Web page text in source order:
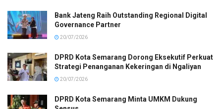
Bank Jateng Raih Outstanding Regional Digital
Governance Partner
20/07/2026
DPRD Kota Semarang Dorong Eksekutif Perkuat
Strategi Penanganan Kekeringan di Ngaliyan
20/07/2026
DPRD Kota Semarang Minta UMKM Dukung